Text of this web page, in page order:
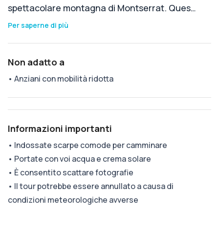
spettacolare montagna di Montserrat. Ques…
Per saperne di più
Non adatto a
• Anziani con mobilità ridotta
Informazioni importanti
• Indossate scarpe comode per camminare
• Portate con voi acqua e crema solare
• È consentito scattare fotografie
• Il tour potrebbe essere annullato a causa di
condizioni meteorologiche avverse